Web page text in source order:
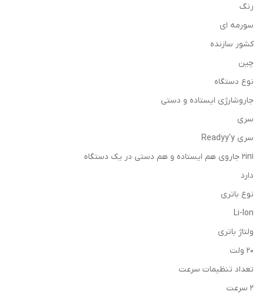
رنگ
سورمه ای
کشور سازنده
چین
نوع دستگاه
جاروشارژی ایستاده و دستی
سری
سری Readyy'y
2in1 جاروی هم ایستاده و هم دستی در یک دستگاه
دارد
نوع باتری
Li-Ion
ولتاژ باتری
20 ولت
تعداد تنظیمات سرعت
2 سرعت